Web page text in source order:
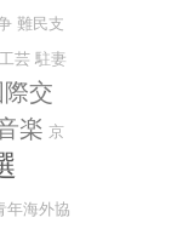
難民支
芸 駐妻
交
楽 京
年海外協